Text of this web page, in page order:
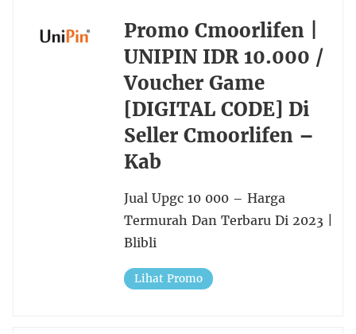
Promo Cmoorlifen |
UNIPIN IDR 10.000 /
Voucher Game
[DIGITAL CODE] Di
Seller Cmoorlifen –
Kab
Jual Upgc 10 000 – Harga
Termurah Dan Terbaru Di 2023 |
Blibli
Lihat Promo